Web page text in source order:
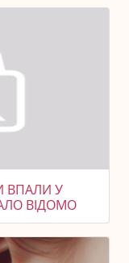
ВПАЛИ У
ВІДОМО